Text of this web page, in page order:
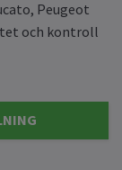
Peugeot
och kontroll